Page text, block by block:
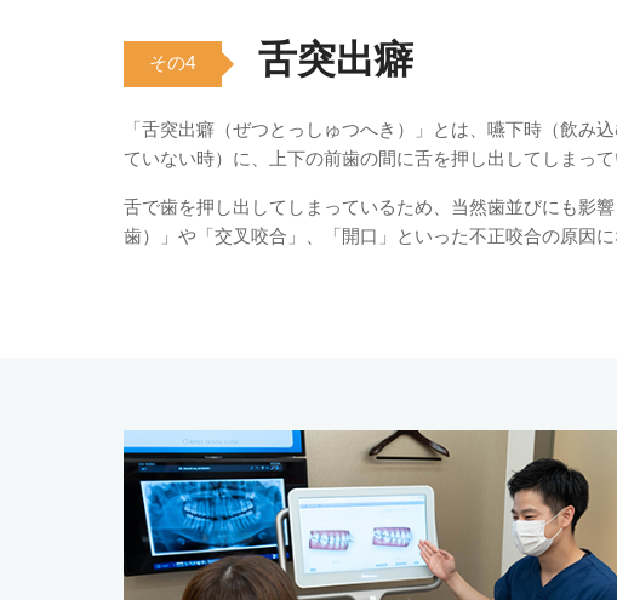
その4 舌突出癖
「舌突出癖（ぜつとっしゅつへき）」とは、嚥下時（飲み
ていない時）に、上下の前歯の間に舌を押し出してしまって
舌で歯を押し出してしまっているため、当然歯並びにも影
歯）」や「交叉咬合」、「開口」といった不正咬合の原因に